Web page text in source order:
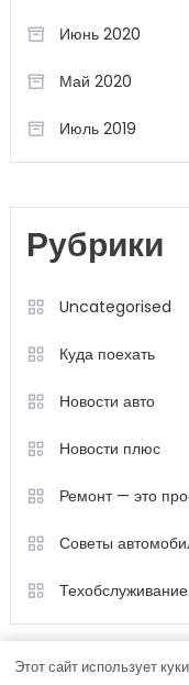
Июнь 2020
Май 2020
Июль 2019
Рубрики
Uncategorised
Куда поехать
Новости авто
Новости плюс
Ремонт — это
Советы
Этот сайт использует